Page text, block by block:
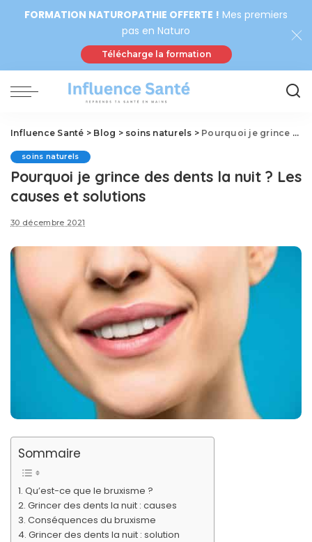
FORMATION NATUROPATHIE OFFERTE ! Mes premiers
pas en Naturo
Télécharge la formation
Influence Santé > Blog > soins naturels > Pourquoi je grince des dents la nuit ? Les causes et solutions
soins naturels
Pourquoi je grince des dents la nuit ? Les
causes et solutions
30 décembre 2021
Sommaire
Qu’est-ce que le bruxisme ?
Grincer des dents la nuit : causes
Conséquences du bruxisme
Grincer des dents la nuit : solution